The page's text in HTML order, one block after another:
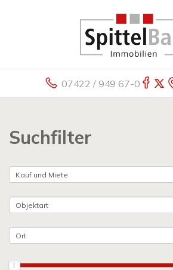
07422 / 949 67-0
Suchfilter